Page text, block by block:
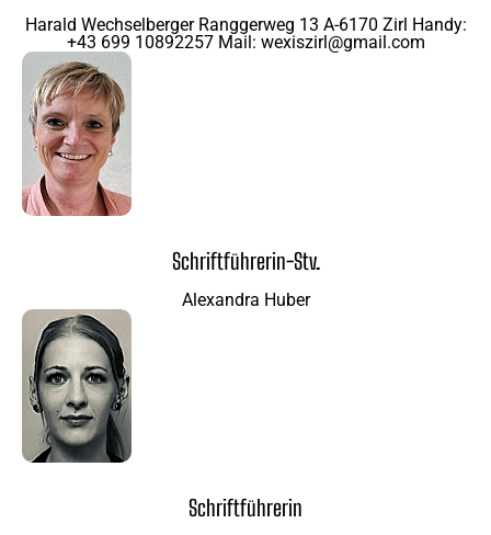
Harald Wechselberger Ranggerweg 13 A-6170 Zirl Handy:
+43 699 10892257 Mail: wexiszirl@gmail.com
Schriftführerin-Stv.
Alexandra Huber
Schriftführerin